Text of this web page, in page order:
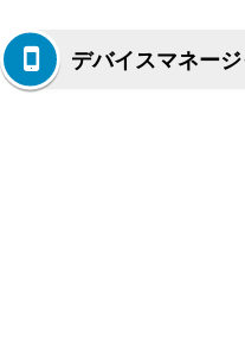
デバイスマネー